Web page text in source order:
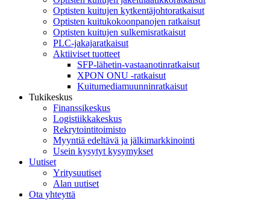
Optisten kuitujen kytkentäjohtoratkaisut
Optisten kuitukokoonpanojen ratkaisut
Optisten kuitujen sulkemisratkaisut
PLC-jakajaratkaisut
Aktiiviset tuotteet
SFP-lähetin-vastaanotinratkaisut
XPON ONU -ratkaisut
Kuitumediamuunninratkaisut
Tukikeskus
Finanssikeskus
Logistiikkakeskus
Rekrytointitoimisto
Myyntiä edeltävä ja jälkimarkkinointi
Usein kysytyt kysymykset
Uutiset
Yritysuutiset
Alan uutiset
Ota yhteyttä